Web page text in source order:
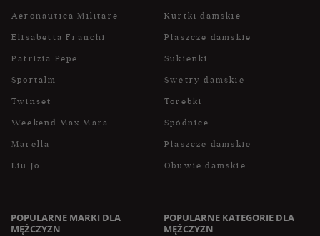
Aeronautica Militare
Elisabetta Franchi
Patrizia Pepe
Sportalm
Twinset
Weekend Max Mara
Marella
Liu Jo
Kurtki damskie
Płaszcze damskie
Sukienki
Swetry damskie
Torebki
Spódnice
Płaszcze damskie
Obuwie damskie
POPULARNE MARKI DLA
MĘŻCZYZN
POPULARNE KATEGORIE DLA
MĘŻCZYZN